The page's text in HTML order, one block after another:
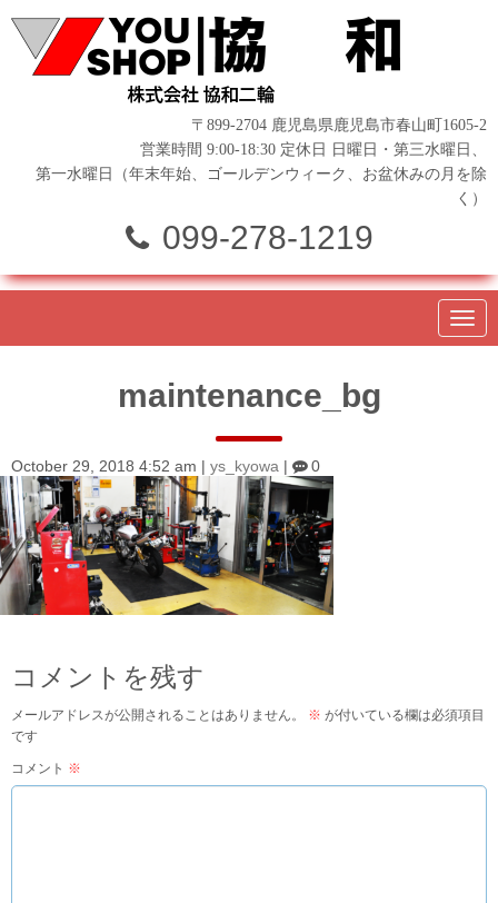
〒899-2704 鹿児島県鹿児島市春山町1605-2
営業時間 9:00-18:30 定休日 日曜日・第三水曜日、
第一水曜日（年末年始、ゴールデンウィーク、お盆休みの月を除
く）
099-278-1219
N
a
maintenance_bg
October 29, 2018 4:52 am ys_kyowa 0
コメントを残す
メールアドレスが公開されることはありません。 ※ が付いている欄は必須項目
です
コメント ※